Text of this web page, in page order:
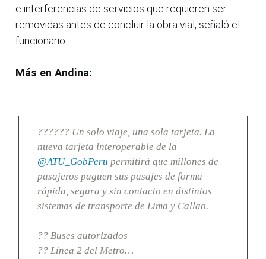
e interferencias de servicios que requieren ser
removidas antes de concluir la obra vial, señaló el
funcionario.
Más en Andina:
?????? Un solo viaje, una sola tarjeta. La
nueva tarjeta interoperable de la
@ATU_GobPeru permitirá que millones de
pasajeros paguen sus pasajes de forma
rápida, segura y sin contacto en distintos
sistemas de transporte de Lima y Callao.
?? Buses autorizados
?? Línea 2 del Metro…